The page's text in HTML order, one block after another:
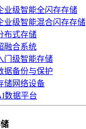
业级智能全闪存存储
业级智能混合闪存存储
布式存储
融合系统
门级智能存储
据备份与保护
储网络设备
数据平台